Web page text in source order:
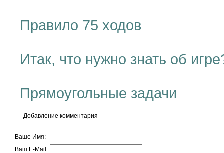
Правило 75 ходов
Итак, что нужно знать об
Прямоугольные задачи
Добавление комментария
Ваше Имя:
Ваш E-Mail: